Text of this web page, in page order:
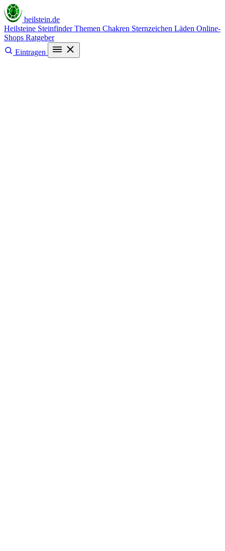
heilstein.de
Heilsteine SteinfinderThemen Chakren Sternzeichen Läden Online-
Shops Ratgeber
Eintragen